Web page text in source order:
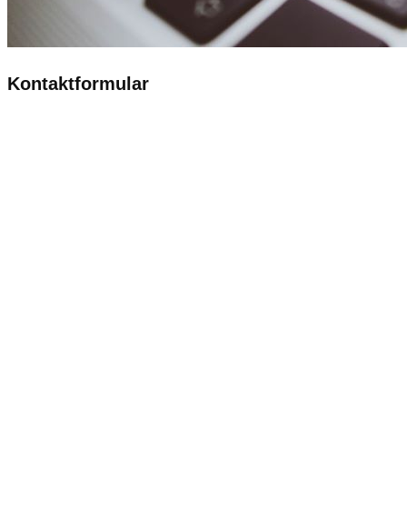
Kontaktformular